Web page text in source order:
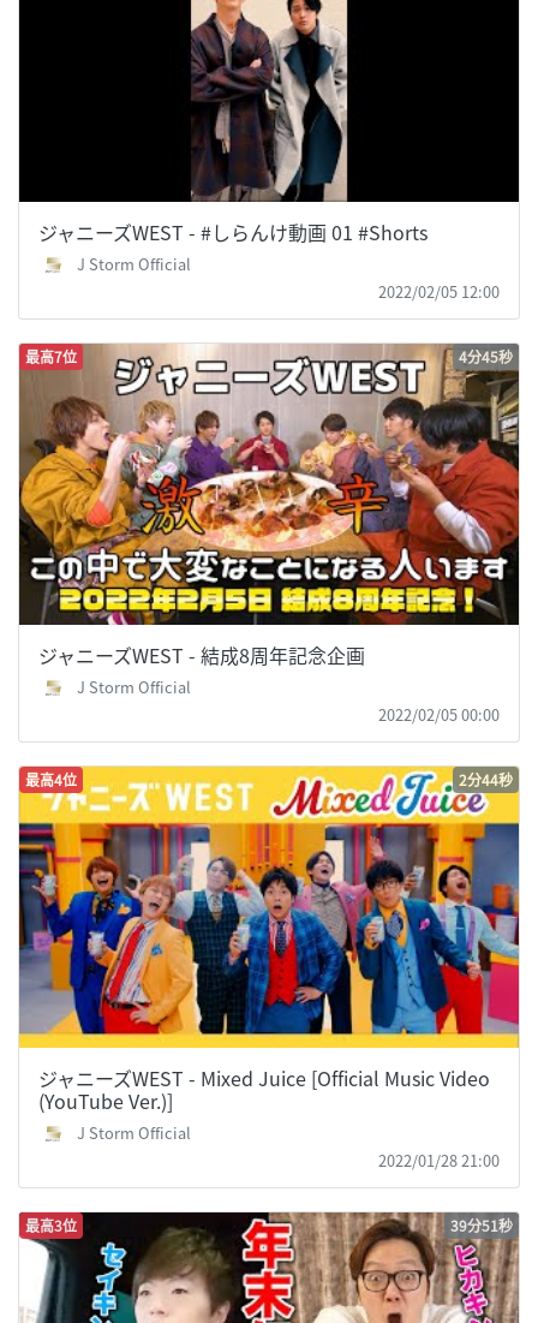
ジャニーズWEST - #しらんけ動画 01 #Shorts
J Storm Official
2022/02/05 12:00
最高7位 4分45秒
ジャニーズWEST - 結成8周年記念企画
J Storm Official
2022/02/05 00:00
最高4位 2分44秒
ジャニーズWEST - Mixed Juice [Official Music Video
(YouTube Ver.)]
J Storm Official
2022/01/28 21:00
最高3位 39分51秒